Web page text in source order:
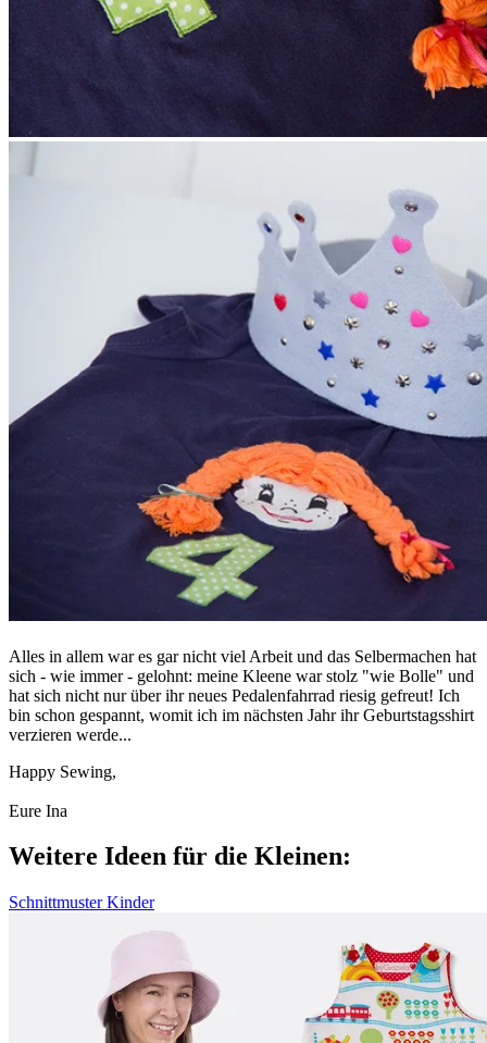
Alles in allem war es gar nicht viel Arbeit und das Selbermachen hat
sich - wie immer - gelohnt: meine Kleene war stolz "wie Bolle" und
hat sich nicht nur über ihr neues Pedalenfahrrad riesig gefreut! Ich
bin schon gespannt, womit ich im nächsten Jahr ihr Geburtstagsshirt
verzieren werde...
Happy Sewing,
Eure Ina
Weitere Ideen für die Kleinen:
Schnittmuster Kinder